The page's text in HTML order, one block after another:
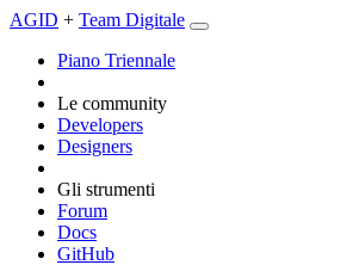
AGID + Team Digitale
Piano Triennale
Le community
Developers
Designers
Gli strumenti
Forum
Docs
GitHub